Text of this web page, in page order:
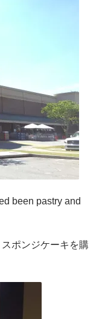
been pastry and
ポンジケーキを購